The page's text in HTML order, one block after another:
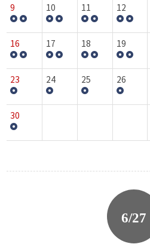
9 10 11 12
16 17 18 19
23 24 25 26
30
6/27